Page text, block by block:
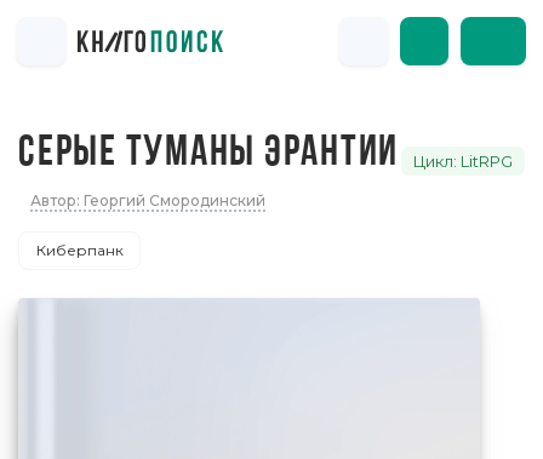
СЕРЫЕ ТУМАНЫ ЭРАНТИИ Цикл: LitRPG
Автор: Георгий Смородинский
Киберпанк